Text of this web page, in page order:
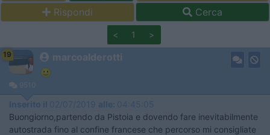
Rispondi
Cerca
< 1 >
19 marcoalderotti
9510
Inserito il 02/07/2019 alle: 04:45:05
Buongiorno,partendo da Pistoia e dovendo fare inevitabilmente
autostrada fino al confine francese che percorso mi consigliate